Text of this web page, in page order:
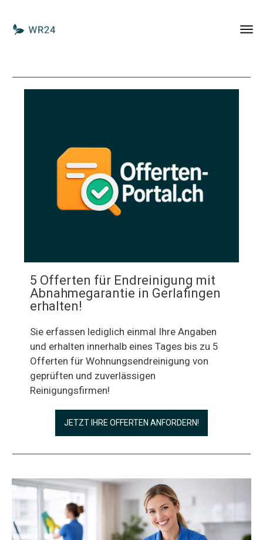
5 Offerten für Endreinigung mit
Abnahmegarantie in Gerlafingen
erhalten!
Sie erfassen lediglich einmal Ihre Angaben
und erhalten innerhalb eines Tages bis zu 5
Offerten für Wohnungsendreinigung von
geprüften und zuverlässigen
Reinigungsfirmen!
JETZT IHRE OFFERTEN ANFORDERN!